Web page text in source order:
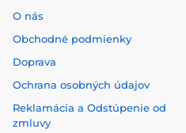
O nás
Obchodné podmienky
Doprava
Ochrana osobných údajov
Reklamácia a Odstúpenie od
zmluvy